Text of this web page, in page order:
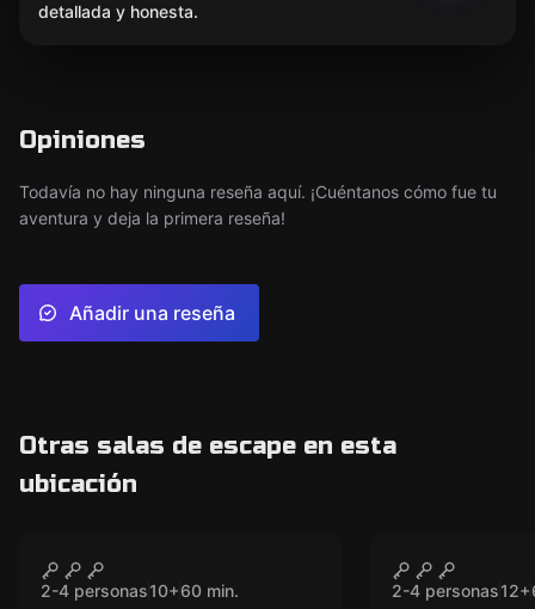
detallada y honesta.
Opiniones
Todavía no hay ninguna reseña aquí. ¡Cuéntanos cómo fue tu
aventura y deja la primera reseña!
Añadir una reseña
Otras salas de escape en esta
ubicación
Survival VR
2-4 personas10+60 min.
Prince of
Dagger of
2-4 personas12+